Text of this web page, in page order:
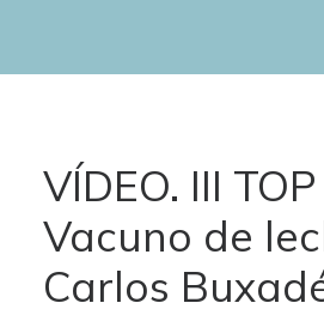
VÍDEO. III
Vacuno de
Carlos